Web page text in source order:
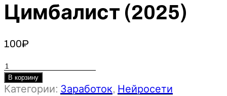
Цимбалист (2025)
100₽
Количество
товара
Как
В корзину
Категории: Заработок, Нейросети